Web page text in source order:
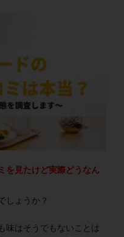
を見たけど実際どうなん
しょうか？
味はそうでもないことは